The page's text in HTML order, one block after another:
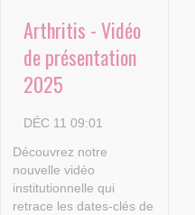
Arthritis - Vidéo
de présentation
2025
DÉC 11 09:01
Découvrez notre
nouvelle vidéo
institutionnelle qui
retrace les dates-clés de